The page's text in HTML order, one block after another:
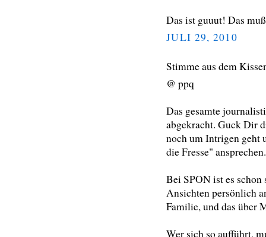
Das ist guuut! Das
JULI 29, 2010
Stimme aus dem
@ ppq
Das gesamte
abgekracht. Guck Dir
noch um Intrigen geht
die Fresse" ansprechen.
Bei SPON ist es
Ansichten persönlich
Familie, und das über
Wer sich so aufführt,